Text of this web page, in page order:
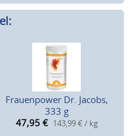
Frauenpower Dr. Jacobs,
333 g
47,95 € 143,99 € / kg